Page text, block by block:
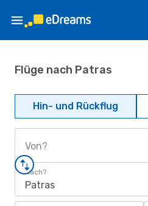
Flüge nach Patras
Hin- und Rückflug
Von?
Nach?
Patras